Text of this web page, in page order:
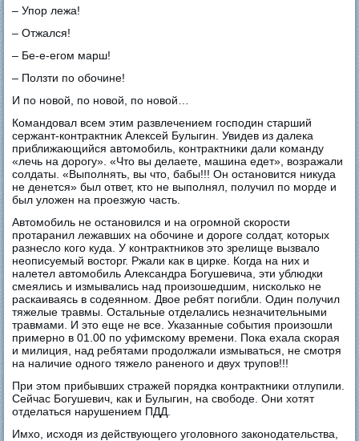
– Упор лежа!
– Отжался!
– Бе-е-егом марш!
– Ползти по обочине!
И по новой, по новой, по новой…
Командовал всем этим развлечением господин старший
сержант-контрактник Алексей Булыгин. Увидев из далека
приближающийся автомобиль, контрактники дали команду
«лечь на дорогу». «Что вы делаете, машина едет», возражали
солдаты. «Выполнять, вы что, бабы!!! Он остановится никуда
не денется» был ответ, кто не выполнял, получил по морде и
был уложен на проезжую часть.
Автомобиль не остановился и на огромной скорости
протаранил лежавших на обочине и дороге солдат, которых
разнесло кого куда. У контрактников это зрелище вызвало
неописуемый восторг. Ржали как в цирке. Когда на них и
налетел автомобиль Александра Богушевича, эти ублюдки
смеялись и измывались над произошедшим, нисколько не
раскаиваясь в содеянном. Двое ребят погибли. Один получил
тяжелые травмы. Остальные отделались незначительными
травмами. И это еще не все. Указанные события произошли
примерно в 01.00 по уфимскому времени. Пока ехала скорая
и милиция, над ребятами продолжали измываться, не смотря
на наличие одного тяжело раненого и двух трупов!!!
При этом прибывших стражей порядка контрактники отлупили.
Сейчас Богушевич, как и Булыгин, на свободе. Они хотят
отделаться нарушением ПДД.
Имхо, исходя из действующего уголовного законодательства,